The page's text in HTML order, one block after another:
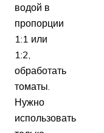
водой в
пропорции
1:1 или
1:2,
обработать
томаты.
Нужно
использовать